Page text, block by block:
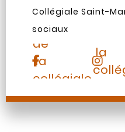
Collégiale Saint-
sociaux
Page
Facebook
de
la
collégiale
Saint-
Martin
la